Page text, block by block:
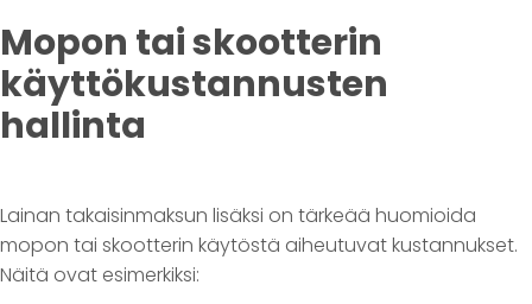
Mopon tai skootterin
käyttökustannusten
hallinta
Lainan takaisinmaksun lisäksi on tärkeää huomioida
mopon tai skootterin käytöstä aiheutuvat kustannukset.
Näitä ovat esimerkiksi: